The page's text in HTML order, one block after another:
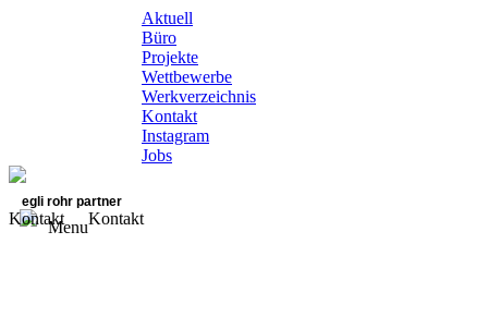
Aktuell
Büro
Projekte
Wettbewerbe
Werkverzeichnis
Kontakt
Instagram
Jobs
egli rohr partner
Menu
Kontakt Kontakt